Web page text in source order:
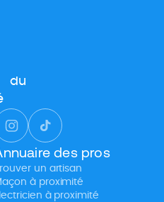
est souvent bluffant !
du
des pros
un artisan
à proximité
à proximité